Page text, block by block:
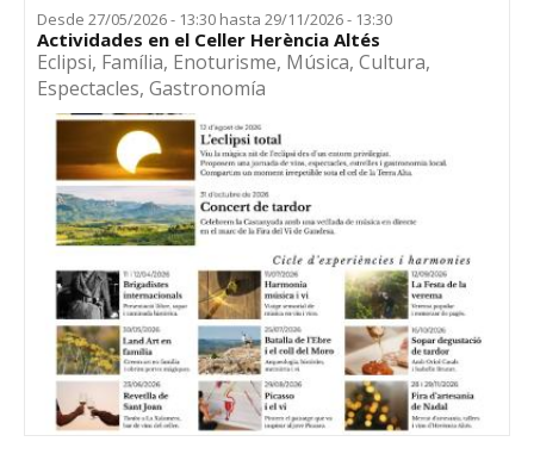
Desde27/05/2026 - 13:30 hasta29/11/2026 - 13:30
Actividades en el Celler Herència Altés
Eclipsi, Família, Enoturisme, Música,Cultura,
Espectacles,Gastronomía